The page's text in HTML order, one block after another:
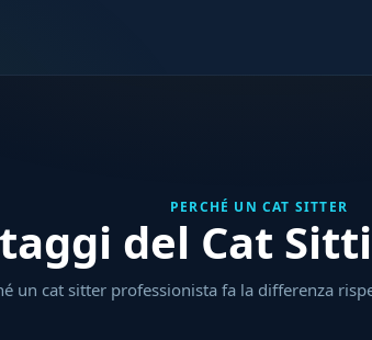
PERCHÉ UN CAT SITTER
del Cat
un cat sitter professionista fa la differenza